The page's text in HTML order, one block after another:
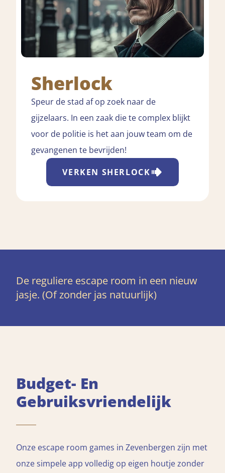
Sherlock
Speur de stad af op zoek naar de
gijzelaars. In een zaak die te complex blijkt
voor de politie is het aan jouw team om de
gevangenen te bevrijden!
VERKEN SHERLOCK
De reguliere escape room in een nieuw
jasje. (Of zonder jas natuurlijk)
Budget- En
Gebruiksvriendelijk
Onze escape room games in Zevenbergen zijn met
onze simpele app volledig op eigen houtje zonder